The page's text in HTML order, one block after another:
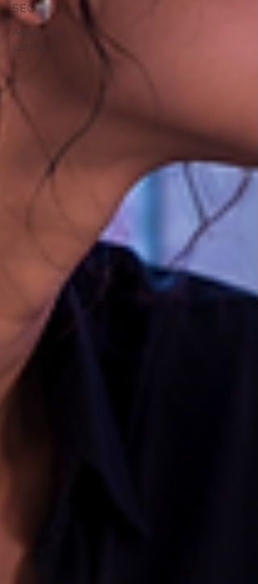
SEO
América
Latina